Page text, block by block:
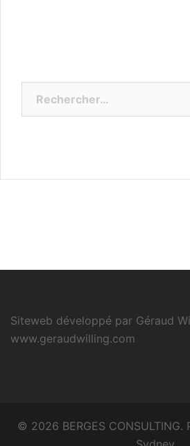
Siteweb développé par Géraud
www.geraudwilling.com
© 2026 BERGES